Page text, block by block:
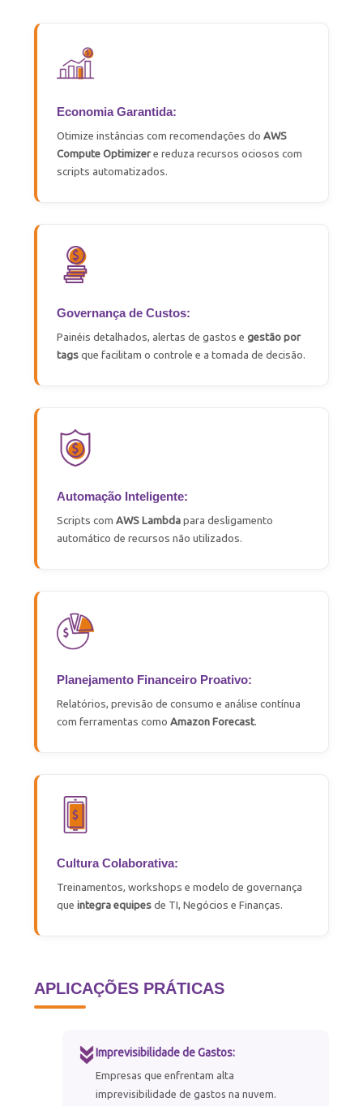
Economia Garantida:
Otimize instâncias com recomendações doAWS
ComputeOptimizere reduza recursos ociosos com
scripts automatizados.
Governança de Custos:
Painéis detalhados, alertas de gastos egestão por
tags que facilitam o controle e a tomada de decisão.
Automação Inteligente:
Scripts comAWS Lambda para desligamento
automático de recursos não utilizados.
Planejamento Financeiro Proativo:
Relatórios, previsão de consumo e análise contínua
com ferramentas comoAmazon Forecast.
Cultura Colaborativa:
Treinamentos, workshops e modelo de governança
queintegra equipes de TI, Negócios e Finanças.
APLICAÇÕES PRÁTICAS
Imprevisibilidade de Gastos:
Empresas que enfrentam alta
imprevisibilidade de gastos na nuvem.